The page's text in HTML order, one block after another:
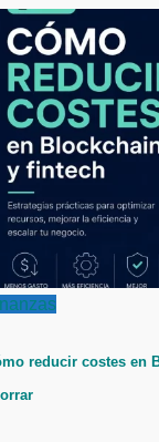
reducir costes en